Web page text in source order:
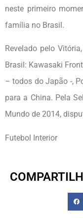
neste primeiro
família no Brasil.
Revelado pelo
Brasil: Kawasaki
– todos do Japão -,
para a China. Pela
Mundo de 2014,
Futebol Interior